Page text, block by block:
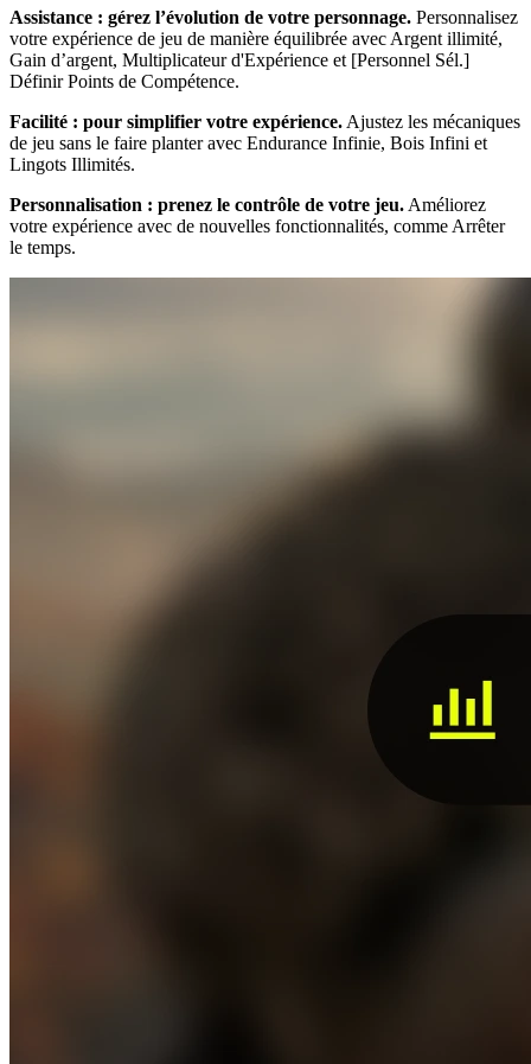
Assistance : gérez l’évolution de votre personnage. Personnalisez
votre expérience de jeu de manière équilibrée avec Argent illimité,
Gain d’argent, Multiplicateur d'Expérience et [Personnel Sél.]
Définir Points de Compétence.
Facilité : pour simplifier votre expérience. Ajustez les mécaniques
de jeu sans le faire planter avec Endurance Infinie, Bois Infini et
Lingots Illimités.
Personnalisation : prenez le contrôle de votre jeu. Améliorez
votre expérience avec de nouvelles fonctionnalités, comme Arrêter
le temps.